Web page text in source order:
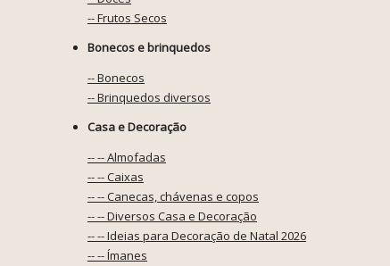
-- Frutos Secos
Bonecos e brinquedos
-- Bonecos
-- Brinquedos diversos
Casa e Decoração
-- -- Almofadas
-- -- Caixas
-- -- Canecas, chávenas e copos
-- -- Diversos Casa e Decoração
-- -- Ideias para Decoração de Natal 2026
-- -- Ímanes